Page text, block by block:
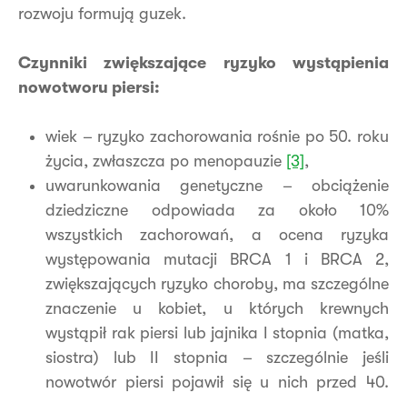
rozwoju formują guzek.
Czynniki zwiększające ryzyko wystąpienia
nowotworu piersi:
wiek – ryzyko zachorowania rośnie po 50. roku
życia, zwłaszcza po menopauzie [3],
uwarunkowania genetyczne – obciążenie
dziedziczne odpowiada za około 10%
wszystkich zachorowań, a ocena ryzyka
występowania mutacji BRCA 1 i BRCA 2,
zwiększających ryzyko choroby, ma szczególne
znaczenie u kobiet, u których krewnych
wystąpił rak piersi lub jajnika I stopnia (matka,
siostra) lub II stopnia – szczególnie jeśli
nowotwór piersi pojawił się u nich przed 40.